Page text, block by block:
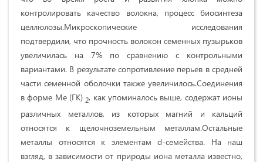
контролировать качество волокна, процесс биосинтеза
целлюлозы.Микроскопические исследования
подтвердили, что прочность волокон семенных пузырьков
увеличилась на 7% по сравнению с контрольными
вариантами. В результате сопротивление перьев в средней
части семенной оболочки также увеличилось.Соединения
в форме Me (ГК) 2, как упоминалось выше, содержат ионы
различных металлов, из которых магний и кальций
относятся к щелочноземельным металлам.Остальные
металлы относятся к элементам d-семейства. На наш
взгляд, в зависимости от природы иона металла известно,